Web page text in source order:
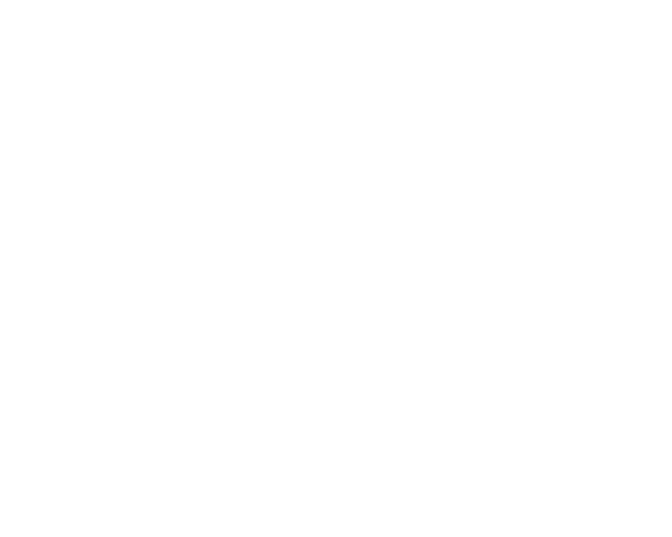
POS-oplossingen — speciaal ontwikkeld voor de aftermarket.